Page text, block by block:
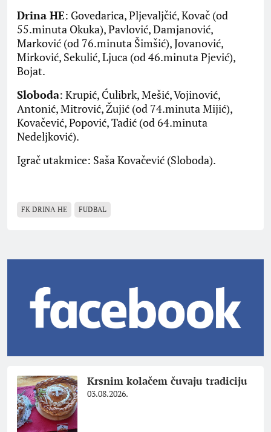
Drina HE: Govedarica, Pljevaljčić, Kovač (od
55.minuta Okuka), Pavlović, Damjanović,
Marković (od 76.minuta Šimšić), Jovanović,
Mirković, Sekulić, Ljuca (od 46.minuta Pjević),
Bojat.
Sloboda: Krupić, Ćulibrk, Mešić, Vojinović,
Antonić, Mitrović, Žujić (od 74.minuta Mijić),
Kovačević, Popović, Tadić (od 64.minuta
Nedeljković).
Igrač utakmice: Saša Kovačević (Sloboda).
FK DRINА HЕ FUDBAL
Krsnim kolačem čuvaju tradiciju
03.08.2026.